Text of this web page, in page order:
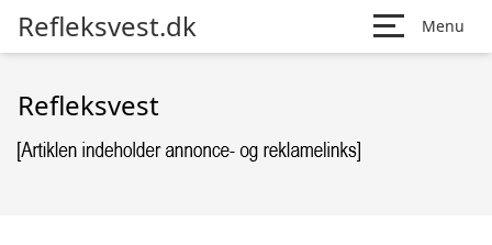
Refleksvest.dk Menu
Refleksvest